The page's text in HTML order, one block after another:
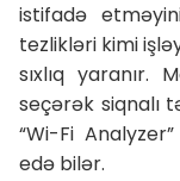
istifadə
tezlikləri kimi
sıxlıq yaranır.
seçərək siqnalı
“Wi-Fi
edə bilər.